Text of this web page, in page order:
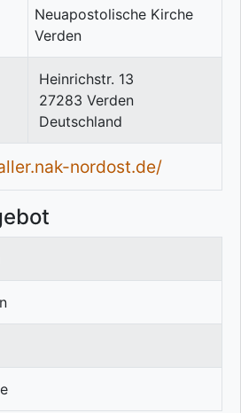
Heinrichstr. 13
27283 Verden
Deutschland
nordost.de/